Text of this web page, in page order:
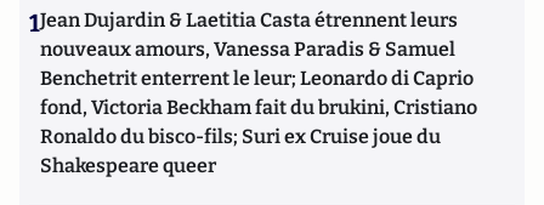
1Jean Dujardin & Laetitia Casta étrennent leurs
nouveaux amours, Vanessa Paradis & Samuel
Benchetrit enterrent le leur; Leonardo di Caprio
fond, Victoria Beckham fait du brukini, Cristiano
Ronaldo du bisco-fils; Suri ex Cruise joue du
Shakespeare queer